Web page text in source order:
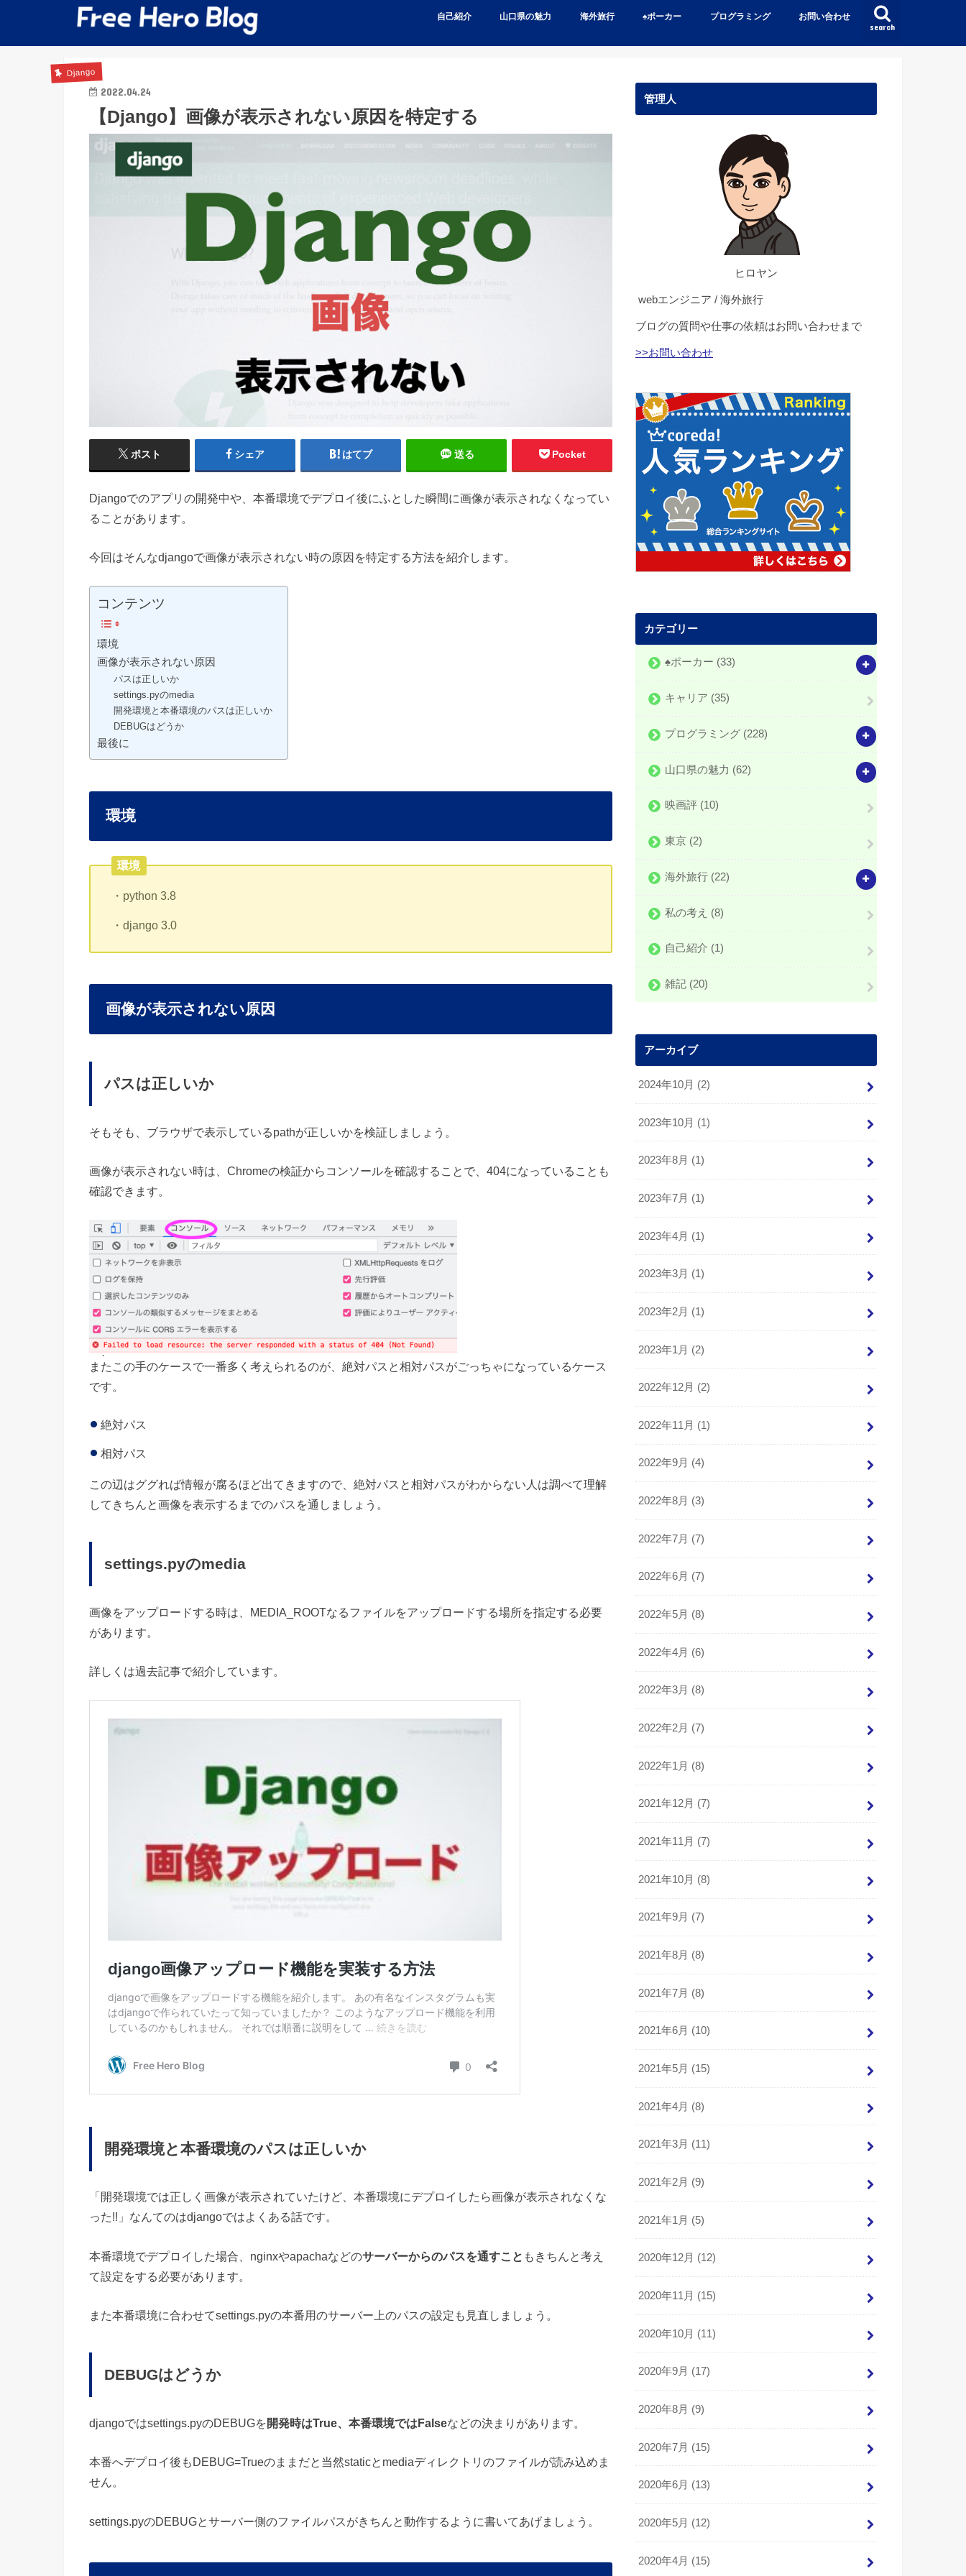
search
自己紹介 山口県の魅力 海外旅行 ♠️ポーカー プログラミング お問い合わせ
Django
2022.04.24
【Django】画像が表示されない原因を特定する
ポスト シェア はてブ 送る Pocket
Djangoでのアプリの開発中や、本番環境でデプロイ後にふとした瞬間に画像が表示されなくなってい
ることがあります。
今回はそんなdjangoで画像が表示されない時の原因を特定する方法を紹介します。
コンテンツ
環境
画像が表示されない原因
パスは正しいか
settings.pyのmedia
開発環境と本番環境のパスは正しいか
DEBUGはどうか
最後に
環境
環境
・python 3.8
・django 3.0
画像が表示されない原因
パスは正しいか
そもそも、ブラウザで表示しているpathが正しいかを検証しましょう。
画像が表示されない時は、Chromeの検証からコンソールを確認することで、404になっていることも
確認できます。
またこの手のケースで一番多く考えられるのが、絶対パスと相対パスがごっちゃになっているケース
です。
絶対パス
相対パス
この辺はググれば情報が腐るほど出てきますので、絶対パスと相対パスがわからない人は調べて理解
してきちんと画像を表示するまでのパスを通しましょう。
settings.pyのmedia
画像をアップロードする時は、MEDIA_ROOTなるファイルをアップロードする場所を指定する必要
があります。
詳しくは過去記事で紹介しています。
開発環境と本番環境のパスは正しいか
「開発環境では正しく画像が表示されていたけど、本番環境にデプロイしたら画像が表示されなくな
った!!」なんてのはdjangoではよくある話です。
本番環境でデプロイした場合、nginxやapachaなどのサーバーからのパスを通すこと もきちんと考え
て設定をする必要があります。
また本番環境に合わせてsettings.pyの本番用のサーバー上のパスの設定も見直しましょう。
DEBUGはどうか
djangoではsettings.pyのDEBUGを開発時はTrue、本番環境ではFalseなどの決まりがあります。
本番へデプロイ後もDEBUG=Trueのままだと当然staticとmediaディレクトリのファイルが読み込めま
せん。
settings.pyのDEBUGとサーバー側のファイルパスがきちんと動作するように書いてあげましょう。
管理人
ヒロヤン
webエンジニア / 海外旅行
ブログの質問や仕事の依頼はお問い合わせまで
>>お問い合わせ
カテゴリー
♠️ポーカー (33)
キャリア (35)
プログラミング (228)
山口県の魅力 (62)
映画評 (10)
東京 (2)
海外旅行 (22)
私の考え (8)
自己紹介 (1)
雑記 (20)
アーカイブ
2024年10月 (2)
2023年10月 (1)
2023年8月 (1)
2023年7月 (1)
2023年4月 (1)
2023年3月 (1)
2023年2月 (1)
2023年1月 (2)
2022年12月 (2)
2022年11月 (1)
2022年9月 (4)
2022年8月 (3)
2022年7月 (7)
2022年6月 (7)
2022年5月 (8)
2022年4月 (6)
2022年3月 (8)
2022年2月 (7)
2022年1月 (8)
2021年12月 (7)
2021年11月 (7)
2021年10月 (8)
2021年9月 (7)
2021年8月 (8)
2021年7月 (8)
2021年6月 (10)
2021年5月 (15)
2021年4月 (8)
2021年3月 (11)
2021年2月 (9)
2021年1月 (5)
2020年12月 (12)
2020年11月 (15)
2020年10月 (11)
2020年9月 (17)
2020年8月 (9)
2020年7月 (15)
2020年6月 (13)
2020年5月 (12)
2020年4月 (15)